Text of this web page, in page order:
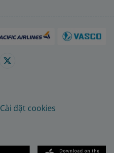
Cài đặt cookies